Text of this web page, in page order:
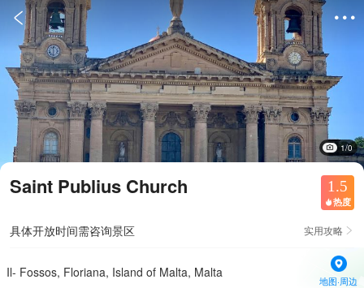
 
1/0
Saint Publius Church 1.5
 热度
具体开放时间需咨询景区 实用攻略 
Il- Fossos, Floriana, Island of Malta, Malta
地图·周边